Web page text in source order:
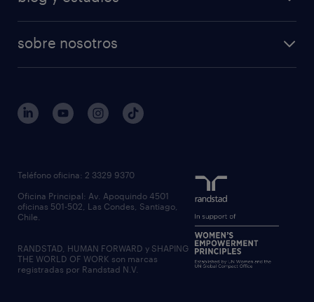
sobre nosotros
Teléfono oficina: 2 3329 9370
Oficina Principal: Av. Apoquindo 4501
oficinas 501-502, Las Condes, Santiago,
Chile.
RANDSTAD, HUMAN FORWARD y SHAPING
THE WORLD OF WORK son marcas
registradas por Randstad N.V.